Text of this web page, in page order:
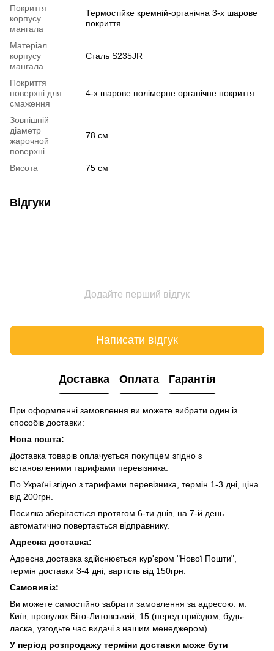
Покриття
корпусу
мангала
Термостійке кремній-органічна 3-х шарове
покриття
Матеріал
корпусу
мангала
Сталь S235JR
Покриття
поверхні для
смаження
4-х шарове полімерне органічне покриття
Зовнішній
діаметр
жарочной
поверхні
78 см
Висота 75 см
Відгуки
Додайте перший відгук
Написати відгук
Доставка Оплата Гарантія
При оформленні замовлення ви можете вибрати один із
способів доставки:
Нова пошта:
Доставка товарів оплачується покупцем згідно з
встановленими тарифами перевізника.
По Україні згідно з тарифами перевізника, термін 1-3 дні, ціна
від 200грн.
Посилка зберігається протягом 6-ти днів, на 7-й день
автоматично повертається відправнику.
Адресна доставка:
Адресна доставка здійснюється кур'єром "Нової Пошти",
термін доставки 3-4 дні, вартість від 150грн.
Самовивіз:
Ви можете самостійно забрати замовлення за адресою: м.
Київ, провулок Віто-Литовський, 15 (перед приїздом, будь-
ласка, узгодьте час видачі з нашим менеджером).
У період розпродажу терміни доставки може бути